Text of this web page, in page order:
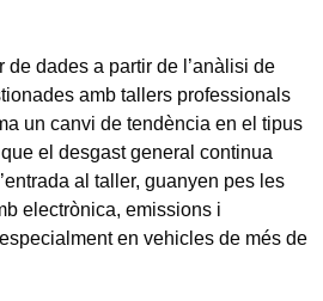
de dades a partir de l’anàlisi de
amb tallers professionals
un canvi de tendència en el tipus
el desgast general continua
al taller, guanyen pes les
electrònica, emissions i
en vehicles de més de